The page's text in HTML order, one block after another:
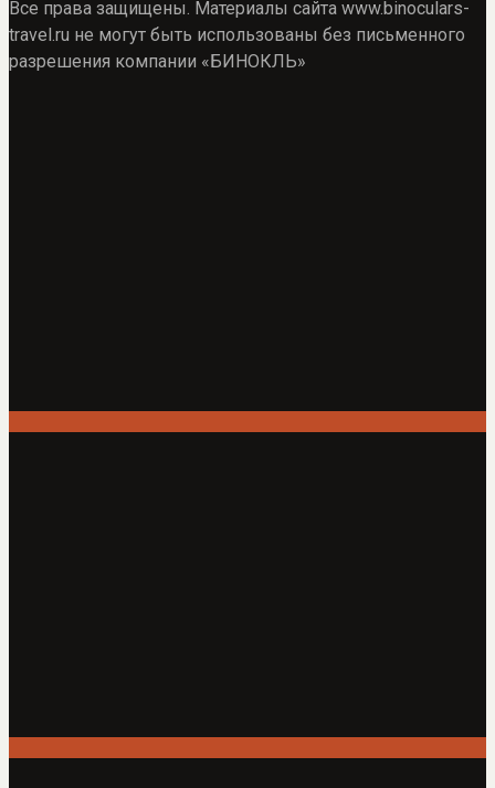
Все права защищены. Материалы сайта www.binoculars-
travel.ru не могут быть использованы без письменного
разрешения компании «БИНОКЛЬ»